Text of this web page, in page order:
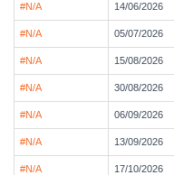
#N/A 14/06/2026
#N/A 05/07/2026
#N/A 15/08/2026
#N/A 30/08/2026
#N/A 06/09/2026
#N/A 13/09/2026
#N/A 17/10/2026